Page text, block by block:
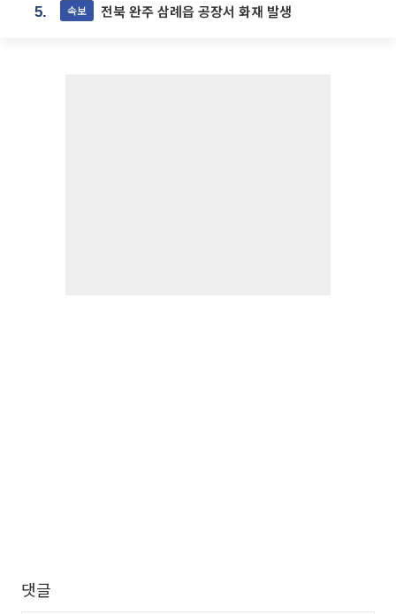
5. 속보 전북 완주 삼례읍 공장서 화재 발생
댓글